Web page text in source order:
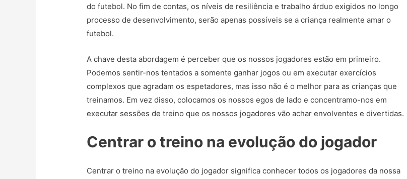
do futebol. No fim de contas, os níveis de resiliência e trabalho árduo exigidos no longo
processo de desenvolvimento, serão apenas possíveis se a criança realmente amar o
futebol.
A chave desta abordagem é perceber que os nossos jogadores estão em primeiro.
Podemos sentir-nos tentados a somente ganhar jogos ou em executar exercícios
complexos que agradam os espetadores, mas isso não é o melhor para as crianças que
treinamos. Em vez disso, colocamos os nossos egos de lado e concentramo-nos em
executar sessões de treino que os nossos jogadores vão achar envolventes e divertidas.
Centrar o treino na evolução do jogador
Centrar o treino na evolução do jogador significa conhecer todos os jogadores da nossa